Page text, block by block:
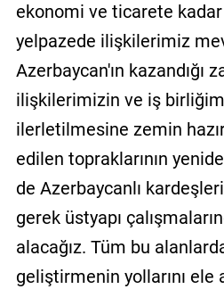
ekonomi ve ticarete
yelpazede ilişkilerimiz
Azerbaycan'ın kazandığı
ilişkilerimizin ve iş
ilerletilmesine zemin
edilen topraklarının
de Azerbaycanlı
gerek üstyapı
alacağız. Tüm bu
geliştirmenin yollarını ele